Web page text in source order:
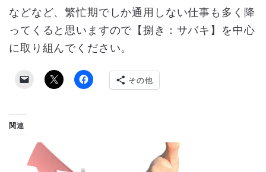
などなど、繁忙期でしか通用しない仕事も多く降
ってくると思いますので【捌き：サバキ】を中心
に取り組んでください。
その他
関連